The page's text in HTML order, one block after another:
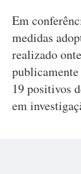
Em
medidas
realizado
19 positivos
em